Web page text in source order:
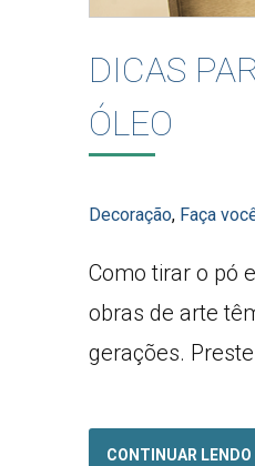
DICAS
ÓLEO
Decoração, Faça
Como tirar o pó
obras de arte
gerações.
CONTINUAR LENDO